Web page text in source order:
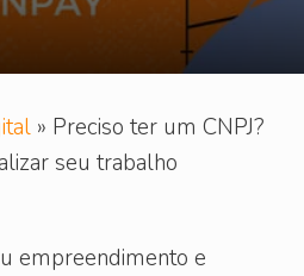
» Preciso ter um CNPJ?
seu trabalho
empreendimento e